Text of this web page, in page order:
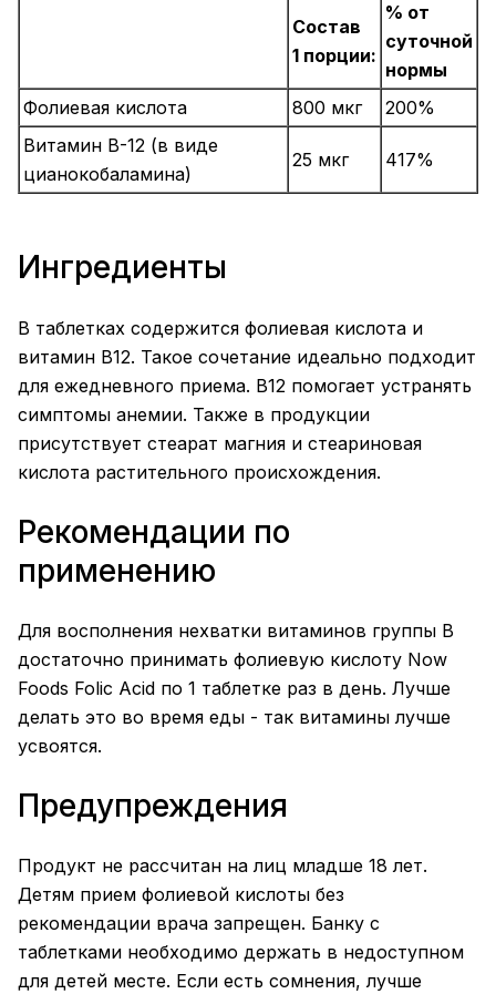
Состав
1 порции:
% от
суточной
нормы
Фолиевая кислота
800 мкг
200%
Витамин B-12 (в виде
цианокобаламина)
25 мкг 417%
Ингредиенты
В таблетках содержится фолиевая кислота и
витамин B12. Такое сочетание идеально подходит
для ежедневного приема. B12 помогает устранять
симптомы анемии. Также в продукции
присутствует стеарат магния и стеариновая
кислота растительного происхождения.
Рекомендации по
применению
Для восполнения нехватки витаминов группы B
достаточно принимать фолиевую кислоту Now
Foods Folic Acid по 1 таблетке раз в день. Лучше
делать это во время еды - так витамины лучше
усвоятся.
Предупреждения
Продукт не рассчитан на лиц младше 18 лет.
Детям прием фолиевой кислоты без
рекомендации врача запрещен. Банку с
таблетками необходимо держать в недоступном
для детей месте. Если есть сомнения, лучше